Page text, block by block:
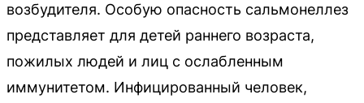
возбудителя. Особую опасность сальмонеллез
представляет для детей раннего возраста,
пожилых людей и лиц с ослабленным
иммунитетом. Инфицированный человек,